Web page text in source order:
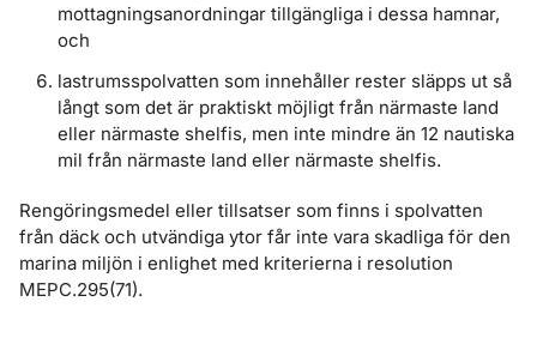
mottagningsanordningar tillgängliga i dessa hamnar,
och
lastrumsspolvatten som innehåller rester släpps ut så
långt som det är praktiskt möjligt från närmaste land
eller närmaste shelfis, men inte mindre än 12 nautiska
mil från närmaste land eller närmaste shelfis.
Rengöringsmedel eller tillsatser som finns i spolvatten
från däck och utvändiga ytor får inte vara skadliga för den
marina miljön i enlighet med kriterierna i resolution
MEPC.295(71).